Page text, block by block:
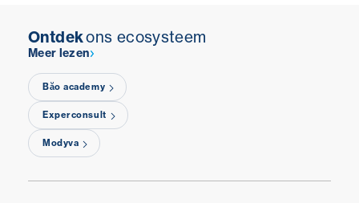
Ontdekons ecosysteem
Meer lezen
Băo academy
Experconsult
Modyva